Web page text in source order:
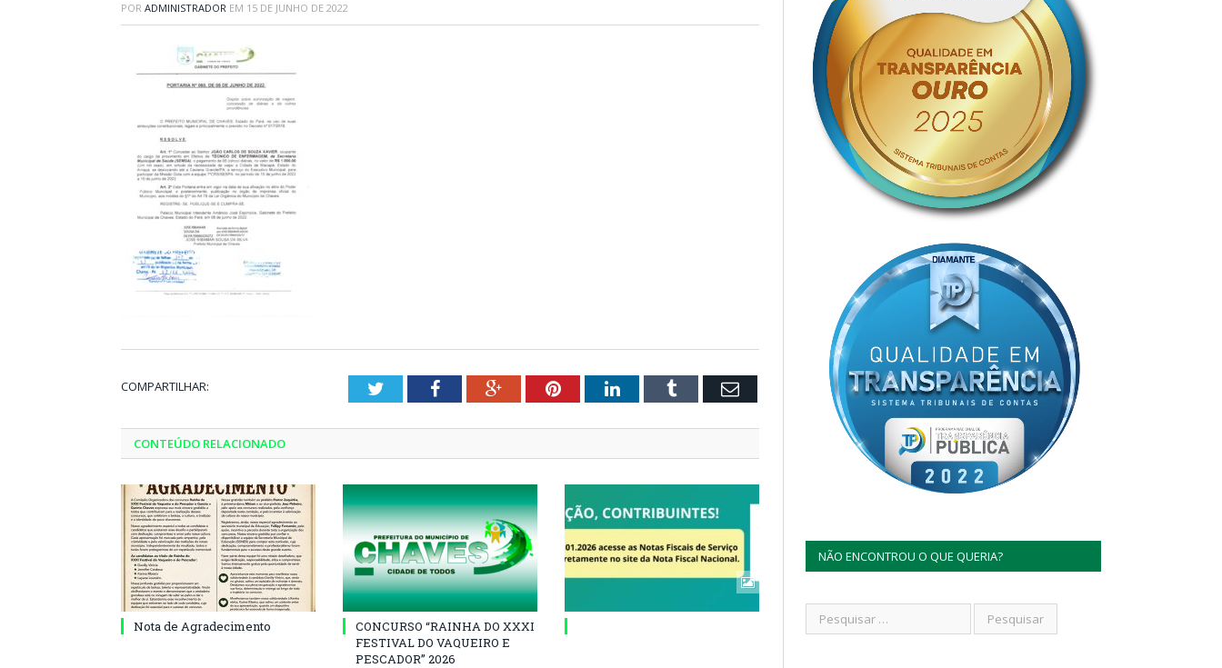
POR ADMINISTRADOR EM 15 DE JUNHO DE 2022
COMPARTILHAR: TwitterFacebookGoogle+PinterestLinkedInTumblr Email
CONTEÚDO RELACIONADO
Nota de Agradecimento
CONCURSO “RAINHA DO XXXI
FESTIVAL DO VAQUEIRO E
PESCADOR” 2026
NÃO ENCONTROU O QUE QUERIA?